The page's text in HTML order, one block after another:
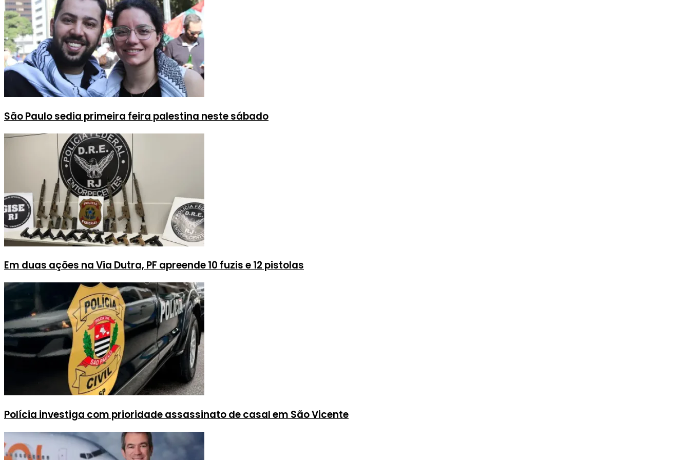
São Paulo sedia primeira feira palestina neste sábado
Em duas ações na Via Dutra, PF apreende 10 fuzis e 12 pistolas
Polícia investiga com prioridade assassinato de casal em São Vicente